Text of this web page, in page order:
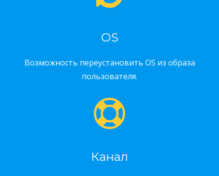
OS
Возможность переустановить OS из образа
пользователя.
Канал